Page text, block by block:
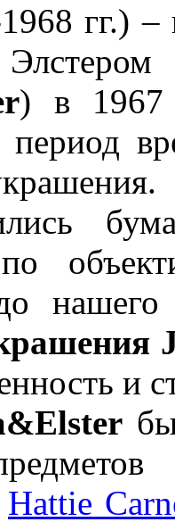
гг.)
) в 1967
период
и
Hattie